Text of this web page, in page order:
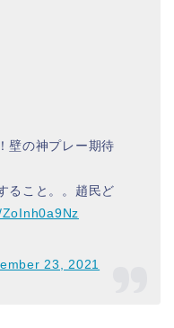
壁の神プレー期待
ること。。趙民ど
23, 2021